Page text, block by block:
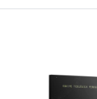
Costa